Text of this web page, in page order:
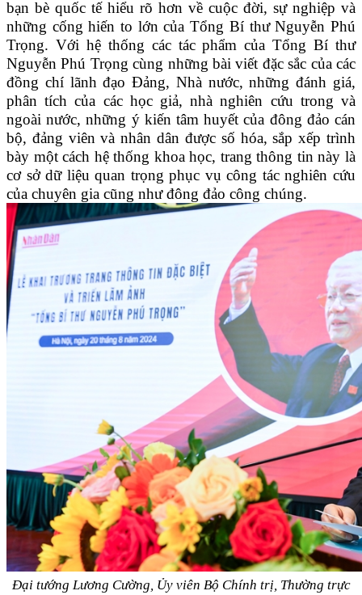
bạn bè quốc tế hiểu rõ hơn về cuộc đời, sự nghiệp và
những cống hiến to lớn của Tổng Bí thư Nguyễn Phú
Trọng. Với hệ thống các tác phẩm của Tổng Bí thư
Nguyễn Phú Trọng cùng những bài viết đặc sắc của các
đồng chí lãnh đạo Đảng, Nhà nước, những đánh giá,
phân tích của các học giả, nhà nghiên cứu trong và
ngoài nước, những ý kiến tâm huyết của đông đảo cán
bộ, đảng viên và nhân dân được số hóa, sắp xếp trình
bày một cách hệ thống khoa học, trang thông tin này là
cơ sở dữ liệu quan trọng phục vụ công tác nghiên cứu
của chuyên gia cũng như đông đảo công chúng.
Đại tướng Lương Cường, Ủy viên Bộ Chính trị, Thường trực